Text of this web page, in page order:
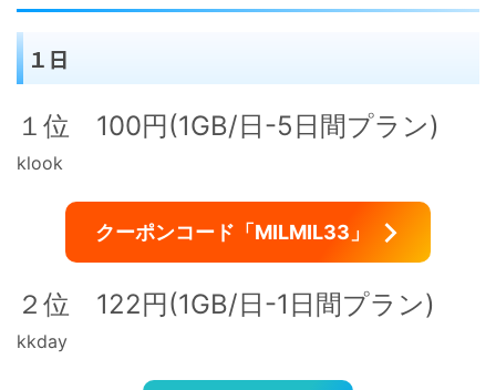
１日
１位 100円(1GB/日-5日間プラン)
klook
クーポンコード「MILMIL33」
２位 122円(1GB/日-1日間プラン)
kkday